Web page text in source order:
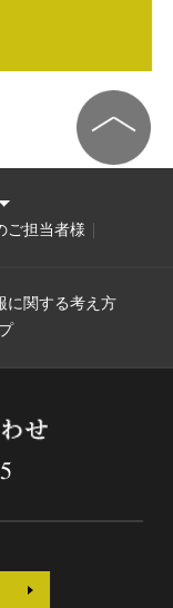
ご担当者様
に関する考え方